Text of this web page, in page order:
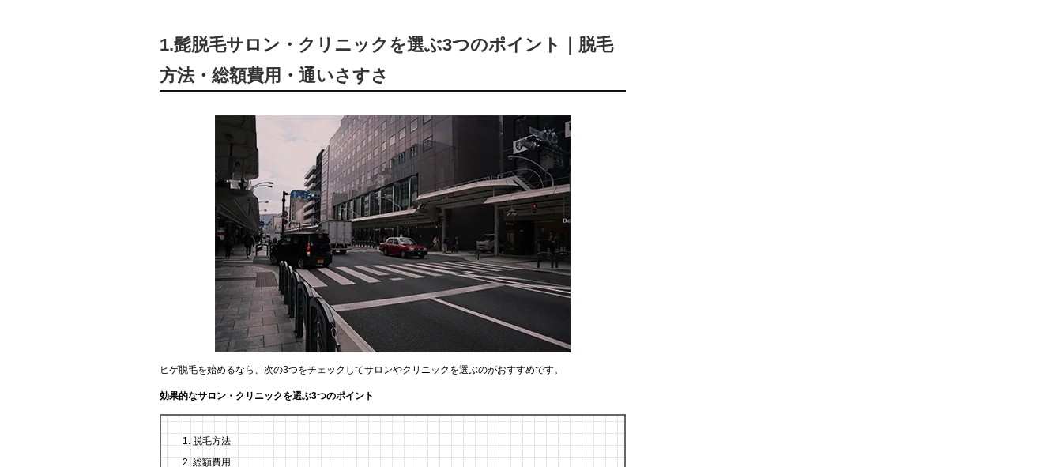
1.髭脱毛サロン・クリニックを選ぶ3つのポイント｜脱毛
方法・総額費用・通いさすさ
ヒゲ脱毛を始めるなら、次の3つをチェックしてサロンやクリニックを選ぶのがおすすめです。
効果的なサロン・クリニックを選ぶ3つのポイント
脱毛方法
総額費用